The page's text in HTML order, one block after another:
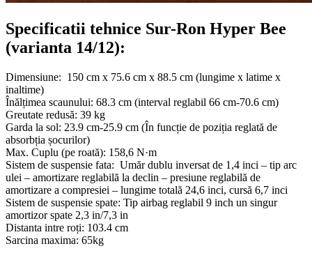
Specificatii tehnice Sur-Ron Hyper Bee
(varianta 14/12):
Dimensiune: 150 cm x 75.6 cm x 88.5 cm (lungime x latime x
inaltime)
Înălțimea scaunului: 68.3 cm (interval reglabil 66 cm-70.6 cm)
Greutate redusă: 39 kg
Garda la sol: 23.9 cm-25.9 cm (În funcție de poziția reglată de
absorbția șocurilor)
Max. Cuplu (pe roată): 158,6 N·m
Sistem de suspensie fata: Umăr dublu inversat de 1,4 inci – tip arc
ulei – amortizare reglabilă la declin – presiune reglabilă de
amortizare a compresiei – lungime totală 24,6 inci, cursă 6,7 inci
Sistem de suspensie spate: Tip airbag reglabil 9 inch un singur
amortizor spate 2,3 in/7,3 in
Distanta intre roți: 103.4 cm
Sarcina maxima: 65kg